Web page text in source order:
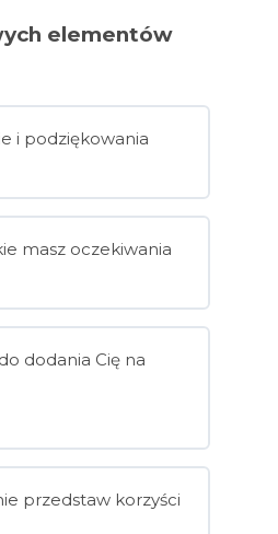
elementów
i podziękowania
masz oczekiwania
dodania Cię na
przedstaw korzyści